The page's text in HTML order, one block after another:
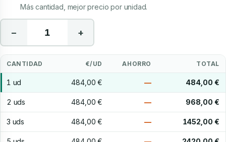
Más cantidad, mejor precio por unidad.
− +
CANTIDAD €/UD AHORRO TOTAL
1 ud 484,00 € — 484,00 €
2 uds 484,00 € — 968,00 €
3 uds 484,00 € — 1452,00 €